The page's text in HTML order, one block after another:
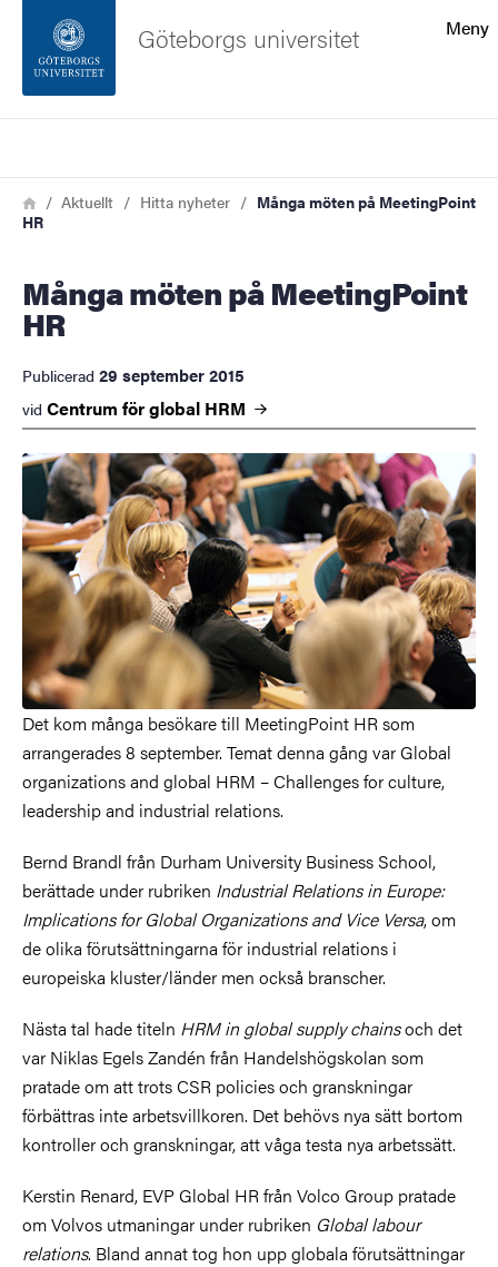
Sidfoten
Om webbplatsen
Meny
Göteborgs universitet
Länkstig
HemAktuellt Hitta nyheter
Många möten på MeetingPoint
HR
Många möten på MeetingPoint
HR
Publicerad 29 september 2015
vid Centrum för global HRM
Det kom många besökare till MeetingPoint HR som
arrangerades 8 september. Temat denna gång var Global
organizations and global HRM – Challenges for culture,
leadership and industrial relations.
Bernd Brandl från Durham University Business School,
berättade under rubriken Industrial Relations in Europe:
Implications for Global Organizations and Vice Versa, om
de olika förutsättningarna för industrial relations i
europeiska kluster/länder men också branscher.
Nästa tal hade titeln HRM in global supply chainsoch det
var Niklas Egels Zandén från Handelshögskolan som
pratade om att trots CSR policies och granskningar
förbättras inte arbetsvillkoren. Det behövs nya sätt bortom
kontroller och granskningar, att våga testa nya arbetssätt.
Kerstin Renard, EVP Global HR från Volco Group pratade
om Volvos utmaningar under rubriken Global labour
relations. Bland annat tog hon upp globala förutsättningar